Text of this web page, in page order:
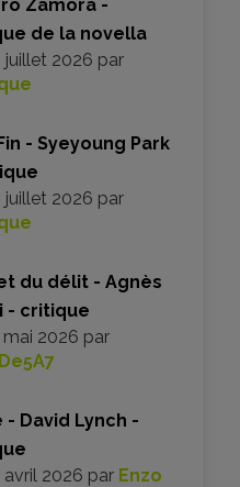
Zamora -
de la novella
juillet 2026 par
- Syeyoung Park
juillet 2026 par
du délit - Agnès
- critique
mai 2026 par
- David Lynch -
avril 2026 par Enzo